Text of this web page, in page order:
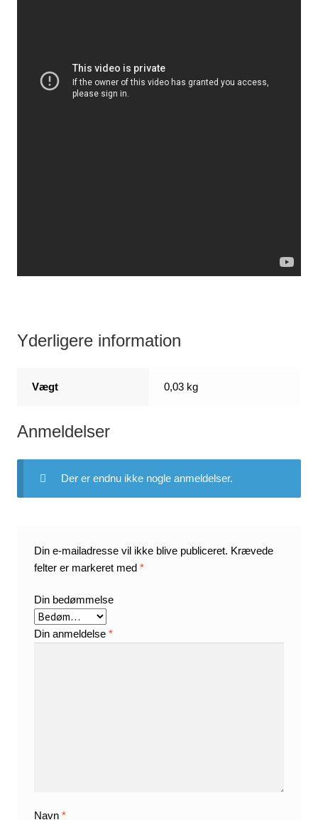
Yderligere information
Vægt 0,03 kg
Anmeldelser
Der er endnu ikke nogle anmeldelser.
Din e-mailadresse vil ikke blive publiceret. Krævede
felter er markeret med*
Din bedømmelse
Din anmeldelse*
Navn*